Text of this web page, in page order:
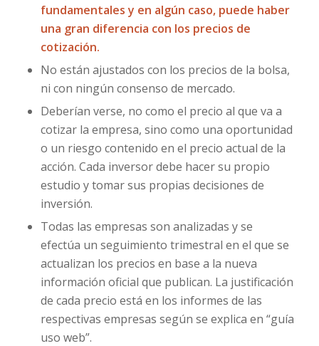
fundamentales y en algún caso, puede haber
una gran diferencia con los precios de
cotización.
No están ajustados con los precios de la bolsa,
ni con ningún consenso de mercado.
Deberían verse, no como el precio al que va a
cotizar la empresa, sino como una oportunidad
o un riesgo contenido en el precio actual de la
acción. Cada inversor debe hacer su propio
estudio y tomar sus propias decisiones de
inversión.
Todas las empresas son analizadas y se
efectúa un seguimiento trimestral en el que se
actualizan los precios en base a la nueva
información oficial que publican. La justificación
de cada precio está en los informes de las
respectivas empresas según se explica en “guía
uso web”.